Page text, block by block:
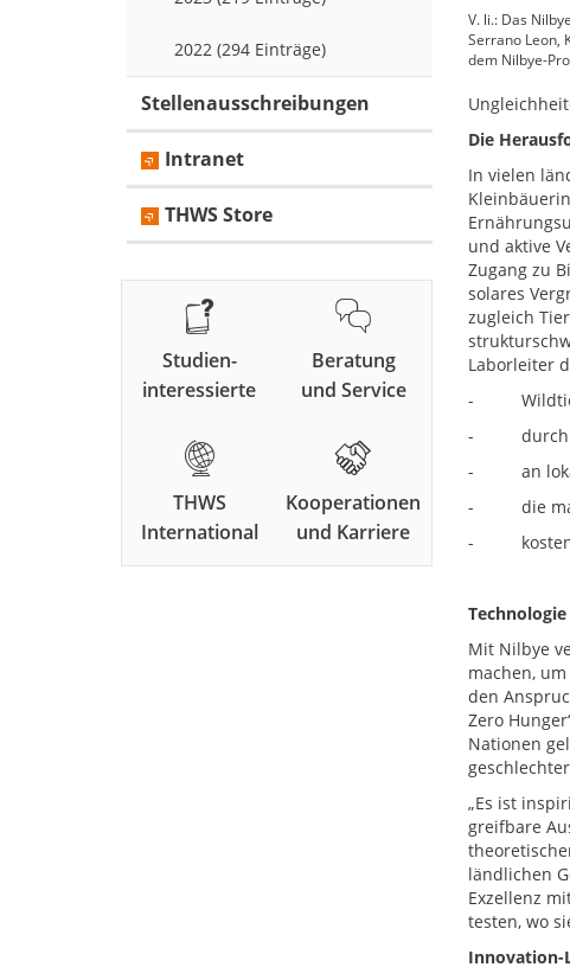
V. li.: Das
Serrano Leon,
dem Nilbye-
Die
In vielen
und aktive
Zugang zu
solares
zugleich
Laborleiter
- Wildtiere
- durch
- an lokale
- die
-
Mit Nilbye
machen,
den
Zero
Nationen
„Es ist
greifbare
ländlichen
Exzellenz
testen, wo
Innovation-
2022 (294 Einträge)
Stellenausschreibungen
Intranet
THWS Store
Studien-
interessierte
Beratung
und Service
THWS
International
Kooperationen
und Karriere